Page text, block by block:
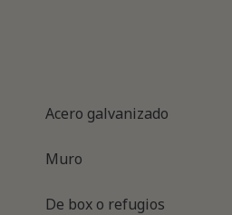
Acero galvanizado
Muro
De box o refugios